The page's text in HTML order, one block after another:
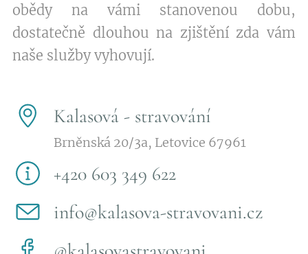
obědy na vámi stanovenou dobu,
dostatečně dlouhou na zjištění zda vám
naše služby vyhovují.
Kalasová - stravování
Brněnská 20/3a, Letovice 67961
+420 603 349 622
info@kalasova-stravovani.cz